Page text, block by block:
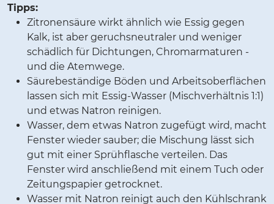
Tipps:
Zitronensäure wirkt ähnlich wie Essig gegen
Kalk, ist aber geruchsneutraler und weniger
schädlich für Dichtungen, Chromarmaturen -
und die Atemwege.
Säurebeständige Böden und Arbeitsoberflächen
lassen sich mit Essig-Wasser (Mischverhältnis 1:1)
und etwas Natron reinigen.
Wasser, dem etwas Natron zugefügt wird, macht
Fenster wieder sauber; die Mischung lässt sich
gut mit einer Sprühflasche verteilen. Das
Fenster wird anschließend mit einem Tuch oder
Zeitungspapier getrocknet.
Wasser mit Natron reinigt auch den Kühlschrank